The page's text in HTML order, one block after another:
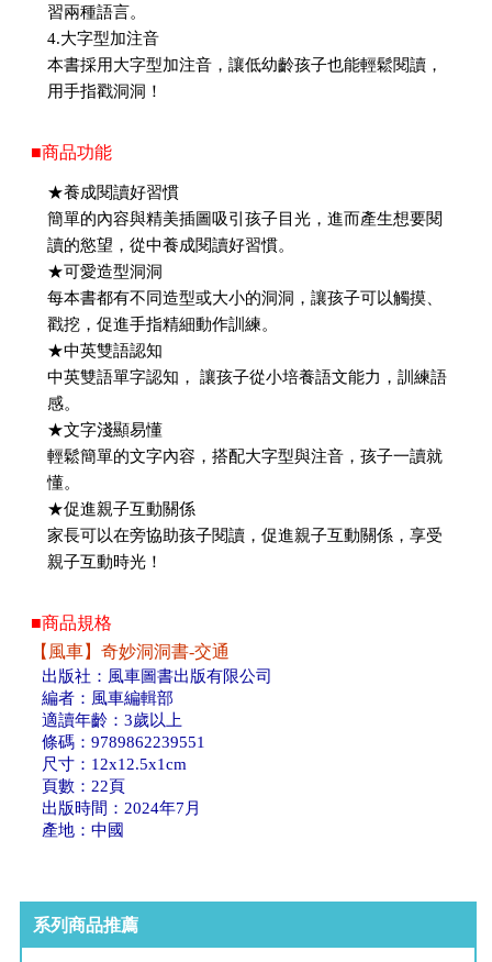
習兩種語言。
4.大字型加注音
本書採用大字型加注音，讓低幼齡孩子也能輕鬆閱讀，
用手指戳洞洞！
■商品功能
★養成閱讀好習慣
簡單的內容與精美插圖吸引孩子目光，進而產生想要閱
讀的慾望，從中養成閱讀好習慣。
★可愛造型洞洞
每本書都有不同造型或大小的洞洞，讓孩子可以觸摸、
戳挖，促進手指精細動作訓練。
★中英雙語認知
中英雙語單字認知， 讓孩子從小培養語文能力，訓練語
感。
★文字淺顯易懂
輕鬆簡單的文字內容，搭配大字型與注音，孩子一讀就
懂。
★促進親子互動關係
家長可以在旁協助孩子閱讀，促進親子互動關係，享受
親子互動時光！
■商品規格
【風車】奇妙洞洞書-交通
出版社：風車圖書出版有限公司
編者：風車編輯部
適讀年齡：3歲以上
條碼：9789862239551
尺寸：12x12.5x1cm
頁數：22頁
出版時間：2024年7月
產地：中國
系列商品推薦